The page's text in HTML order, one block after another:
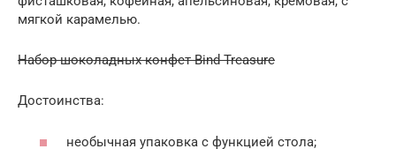
мягкой карамелью.
Набор шоколадных конфет Bind Treasure
Достоинства:
необычная упаковка с функцией стола;